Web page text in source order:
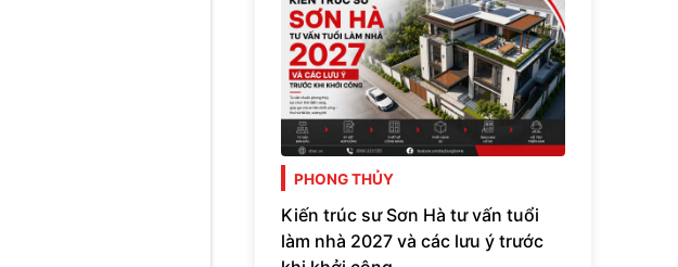
PHONG THỦY
Kiến trúc sư Sơn Hà tư vấn tuổi
làm nhà 2027 và các lưu ý trước